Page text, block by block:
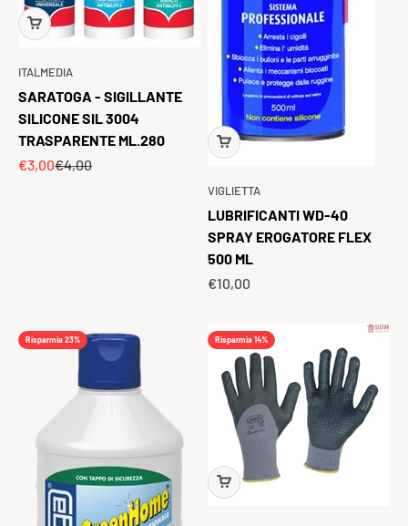
ITALMEDIA
SARATOGA - SIGILLANTE
SILICONE SIL 3004
TRASPARENTE ML.280
Prezzo scontato
€3,00Prezzo
€4,00
VIGLIETTA
LUBRIFICANTI WD-40
SPRAY EROGATORE FLEX
500 ML
Prezzo scontato
€10,00
Risparmia 23% Risparmia 14%